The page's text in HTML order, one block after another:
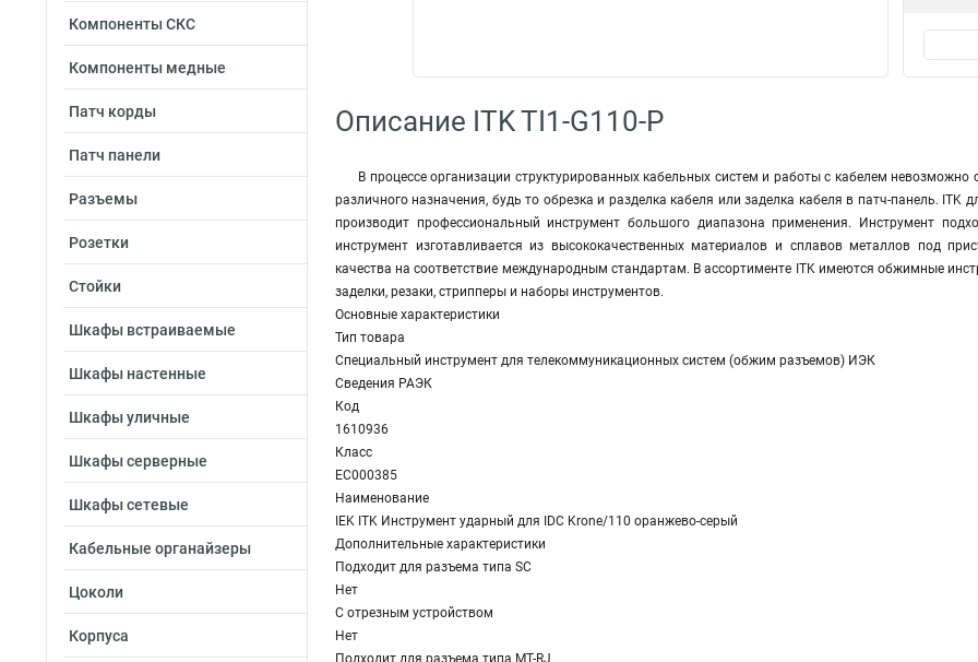
Компоненты СКС
Компоненты медные
Патч корды
Патч панели
Разъемы
Розетки
Стойки
Шкафы встраиваемые
Шкафы настенные
Шкафы уличные
Шкафы серверные
Шкафы сетевые
Кабельные органайзеры
Цоколи
Корпуса
Описание ITK TI1-G110-P
В процессе организации структурированных кабельных систем и работы с кабелем невозможно
различного назначения, будь то обрезка и разделка кабеля или заделка кабеля в патч-панель.
производит профессиональный инструмент большого диапазона применения. Инструмент
инструмент изготавливается из высококачественных материалов и сплавов металлов под
качества на соответствие международным стандартам. В ассортименте ITK имеются обжимные
заделки, резаки, стрипперы и наборы инструментов.
Основные характеристики
Тип товара
Специальный инструмент для телекоммуникационных систем (обжим разъемов) ИЭК
Сведения РАЭК
Код
1610936
Класс
EC000385
Наименование
IEK ITK Инструмент ударный для IDC Krone/110 оранжево-серый
Дополнительные характеристики
Подходит для разъема типа SC
Нет
С отрезным устройством
Нет
Подходит для разъема типа MT-RJ